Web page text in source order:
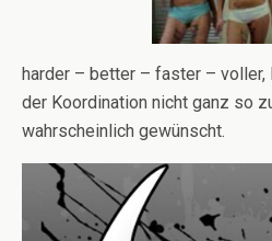
harder – better – faster –
der Koordination nicht ganz so
wahrscheinlich gewünscht.
Video-
Player